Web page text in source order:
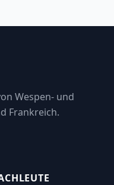
Wespen- und
Frankreich.